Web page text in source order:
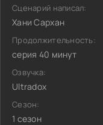
Сценарий написал:
Хани Сархан
Продолжительность:
серия 40 минут
Озвучка:
Ultradox
Сезон:
1 сезон